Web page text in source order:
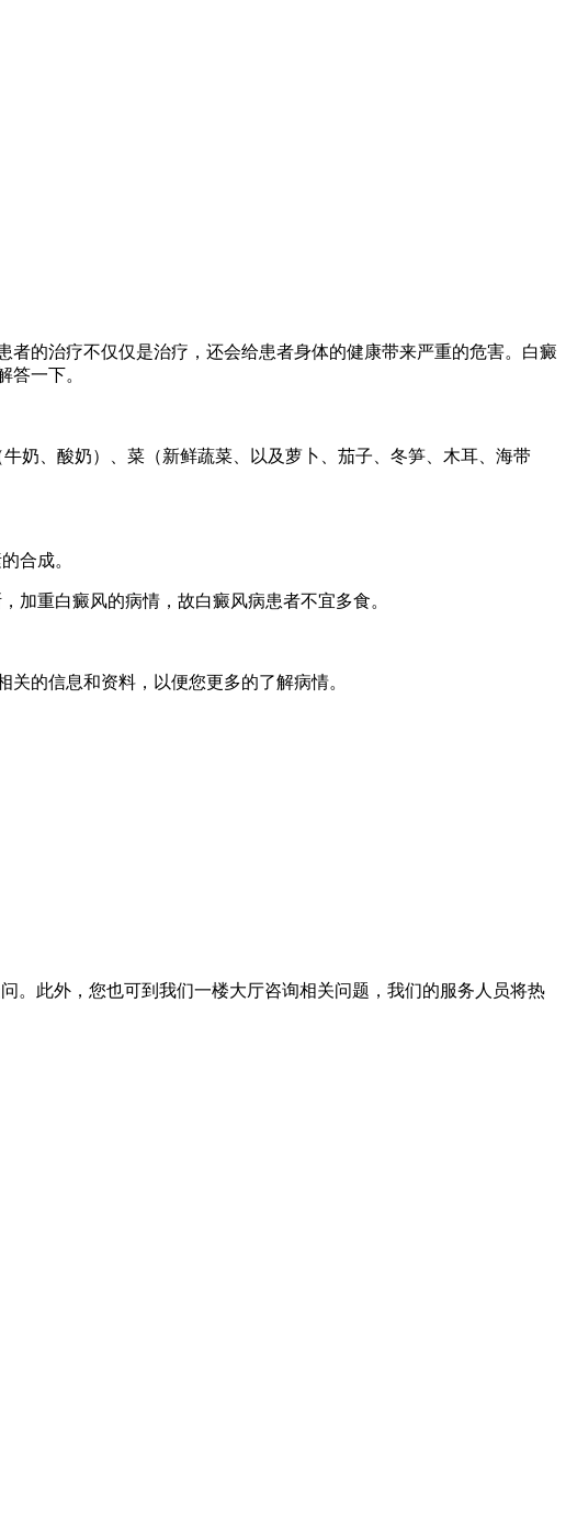
的治疗不仅仅是治疗，还会给患者身体的健康带来严重的危害。白癜
答一下。
奶、酸奶）、菜（新鲜蔬菜、以及萝卜、茄子、冬笋、木耳、海带
合成。
加重白癜风的病情，故白癜风病患者不宜多食。
的信息和资料，以便您更多的了解病情。
。此外，您也可到我们一楼大厅咨询相关问题，我们的服务人员将热